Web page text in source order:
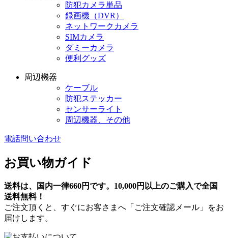
防犯カメラ単品
録画機（DVR）
ネットワークカメラ
SIMカメラ
ダミーカメラ
便利グッズ
周辺機器
ケーブル
防犯ステッカー
センサーライト
周辺機器、その他
電話問い合わせ
お買い物ガイド
送料は、国内一律660円です。10,000円以上のご購入で全国
送料無料！
ご注文頂くと、すぐにお客さまへ「ご注文確認メール」をお
届けします。